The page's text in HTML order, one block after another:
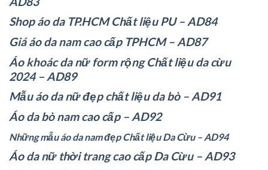
Shop áo da TP.HCM Chất liệu PU – AD84
Giá áo da nam cao cấp TPHCM – AD87
Áo khoác da nữ form rộng Chất liệu da cừu
2024 – AD89
Mẫu áo da nữ đẹp chất liệu da bò – AD91
Áo da bò nam cao cấp – AD92
Những mẫu áo da nam đẹp Chất liệu Da Cừu – AD94
Áo da nữ thời trang cao cấp Da Cừu – AD93